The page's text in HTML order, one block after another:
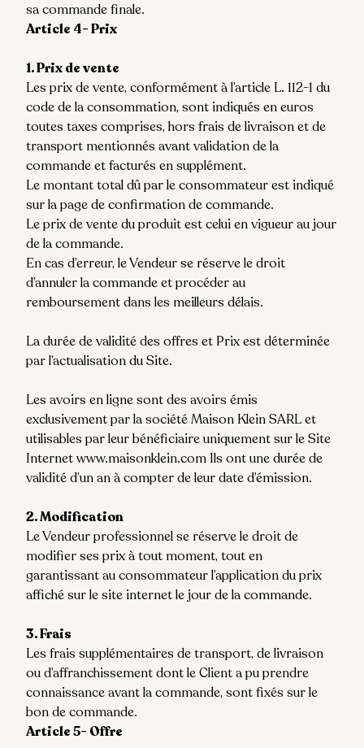
sa commande finale.
Article 4- Prix
1. Prix de vente
Les prix de vente, conformément à l’article L. 112-1 du
code de la consommation, sont indiqués en euros
toutes taxes comprises, hors frais de livraison et de
transport mentionnés avant validation de la
commande et facturés en supplément.
Le montant total dû par le consommateur est indiqué
sur la page de confirmation de commande.
Le prix de vente du produit est celui en vigueur au jour
de la commande.
En cas d’erreur, le Vendeur se réserve le droit
d’annuler la commande et procéder au
remboursement dans les meilleurs délais.
La durée de validité des offres et Prix est déterminée
par l’actualisation du Site.
Les avoirs en ligne sont des avoirs émis
exclusivement par la société Maison Klein SARL et
utilisables par leur bénéficiaire uniquement sur le Site
Internet www.maisonklein.com Ils ont une durée de
validité d’un an à compter de leur date d’émission.
2. Modification
Le Vendeur professionnel se réserve le droit de
modifier ses prix à tout moment, tout en
garantissant au consommateur l’application du prix
affiché sur le site internet le jour de la commande.
3. Frais
Les frais supplémentaires de transport, de livraison
ou d’affranchissement dont le Client a pu prendre
connaissance avant la commande, sont fixés sur le
bon de commande.
Article 5- Offre